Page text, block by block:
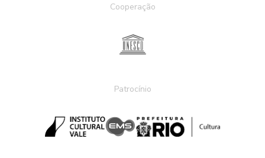
Cooperação
Patrocínio